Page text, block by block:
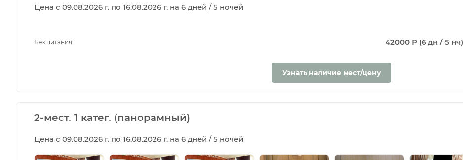
Цена с 09.08.2026 г. по 16.08.2026 г. на 6 дней / 5 ночей
Без питания 42000 Р (6 дн / 5 нч)
Узнать наличие мест/цену
2-мест. 1 катег. (панорамный)
Цена с 09.08.2026 г. по 16.08.2026 г. на 6 дней / 5 ночей